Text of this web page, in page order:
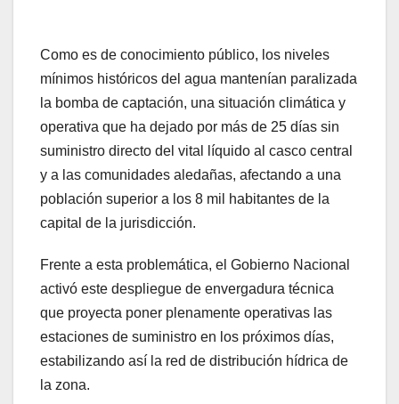
Como es de conocimiento público, los niveles
mínimos históricos del agua mantenían paralizada
la bomba de captación, una situación climática y
operativa que ha dejado por más de 25 días sin
suministro directo del vital líquido al casco central
y a las comunidades aledañas, afectando a una
población superior a los 8 mil habitantes de la
capital de la jurisdicción.
Frente a esta problemática, el Gobierno Nacional
activó este despliegue de envergadura técnica
que proyecta poner plenamente operativas las
estaciones de suministro en los próximos días,
estabilizando así la red de distribución hídrica de
la zona.